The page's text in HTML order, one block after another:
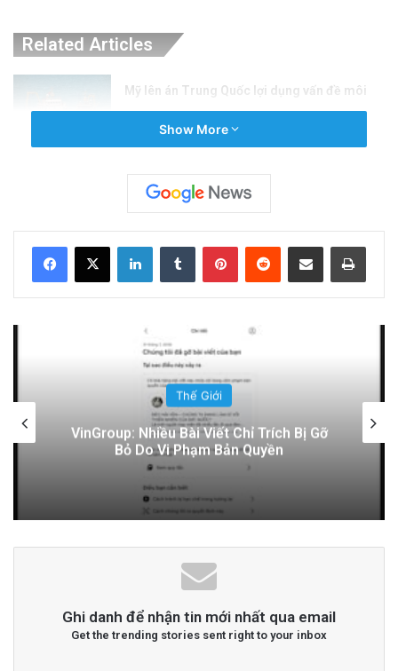
Related Articles
Mỹ lên án Trung Quốc lợi dụng vấn đề môi
Việt Nam: Quốc Gia Cộng Sản Độc Nhất
Không Theo Xu Hướng Nhất Thể Hóa
16 hours ago
Đọc thêmRead More
advertisement
Show More
LinkedInTumblr PinterestReddit Share via Email Print
Thế Giới
Điện Ảnh Bùng Nổ Cảm Xúc: Tại Sao
Hollywood Đang Đón Nhận Tình Dục Một
Cách Mạnh Mẽ?
Ghi danh để nhận tin mới nhất qua email
Get the trending stories sent right to your inbox